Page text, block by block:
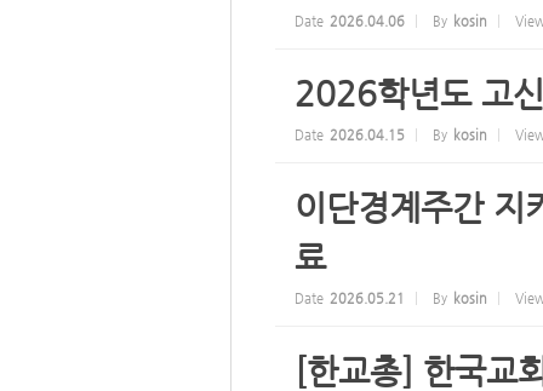
Date 2026.04.06 By kosin
2026학년도 고
Date 2026.04.15 By kosin
이단경계주간 지
료
Date 2026.05.21 By kosin
[한교총] 한국교